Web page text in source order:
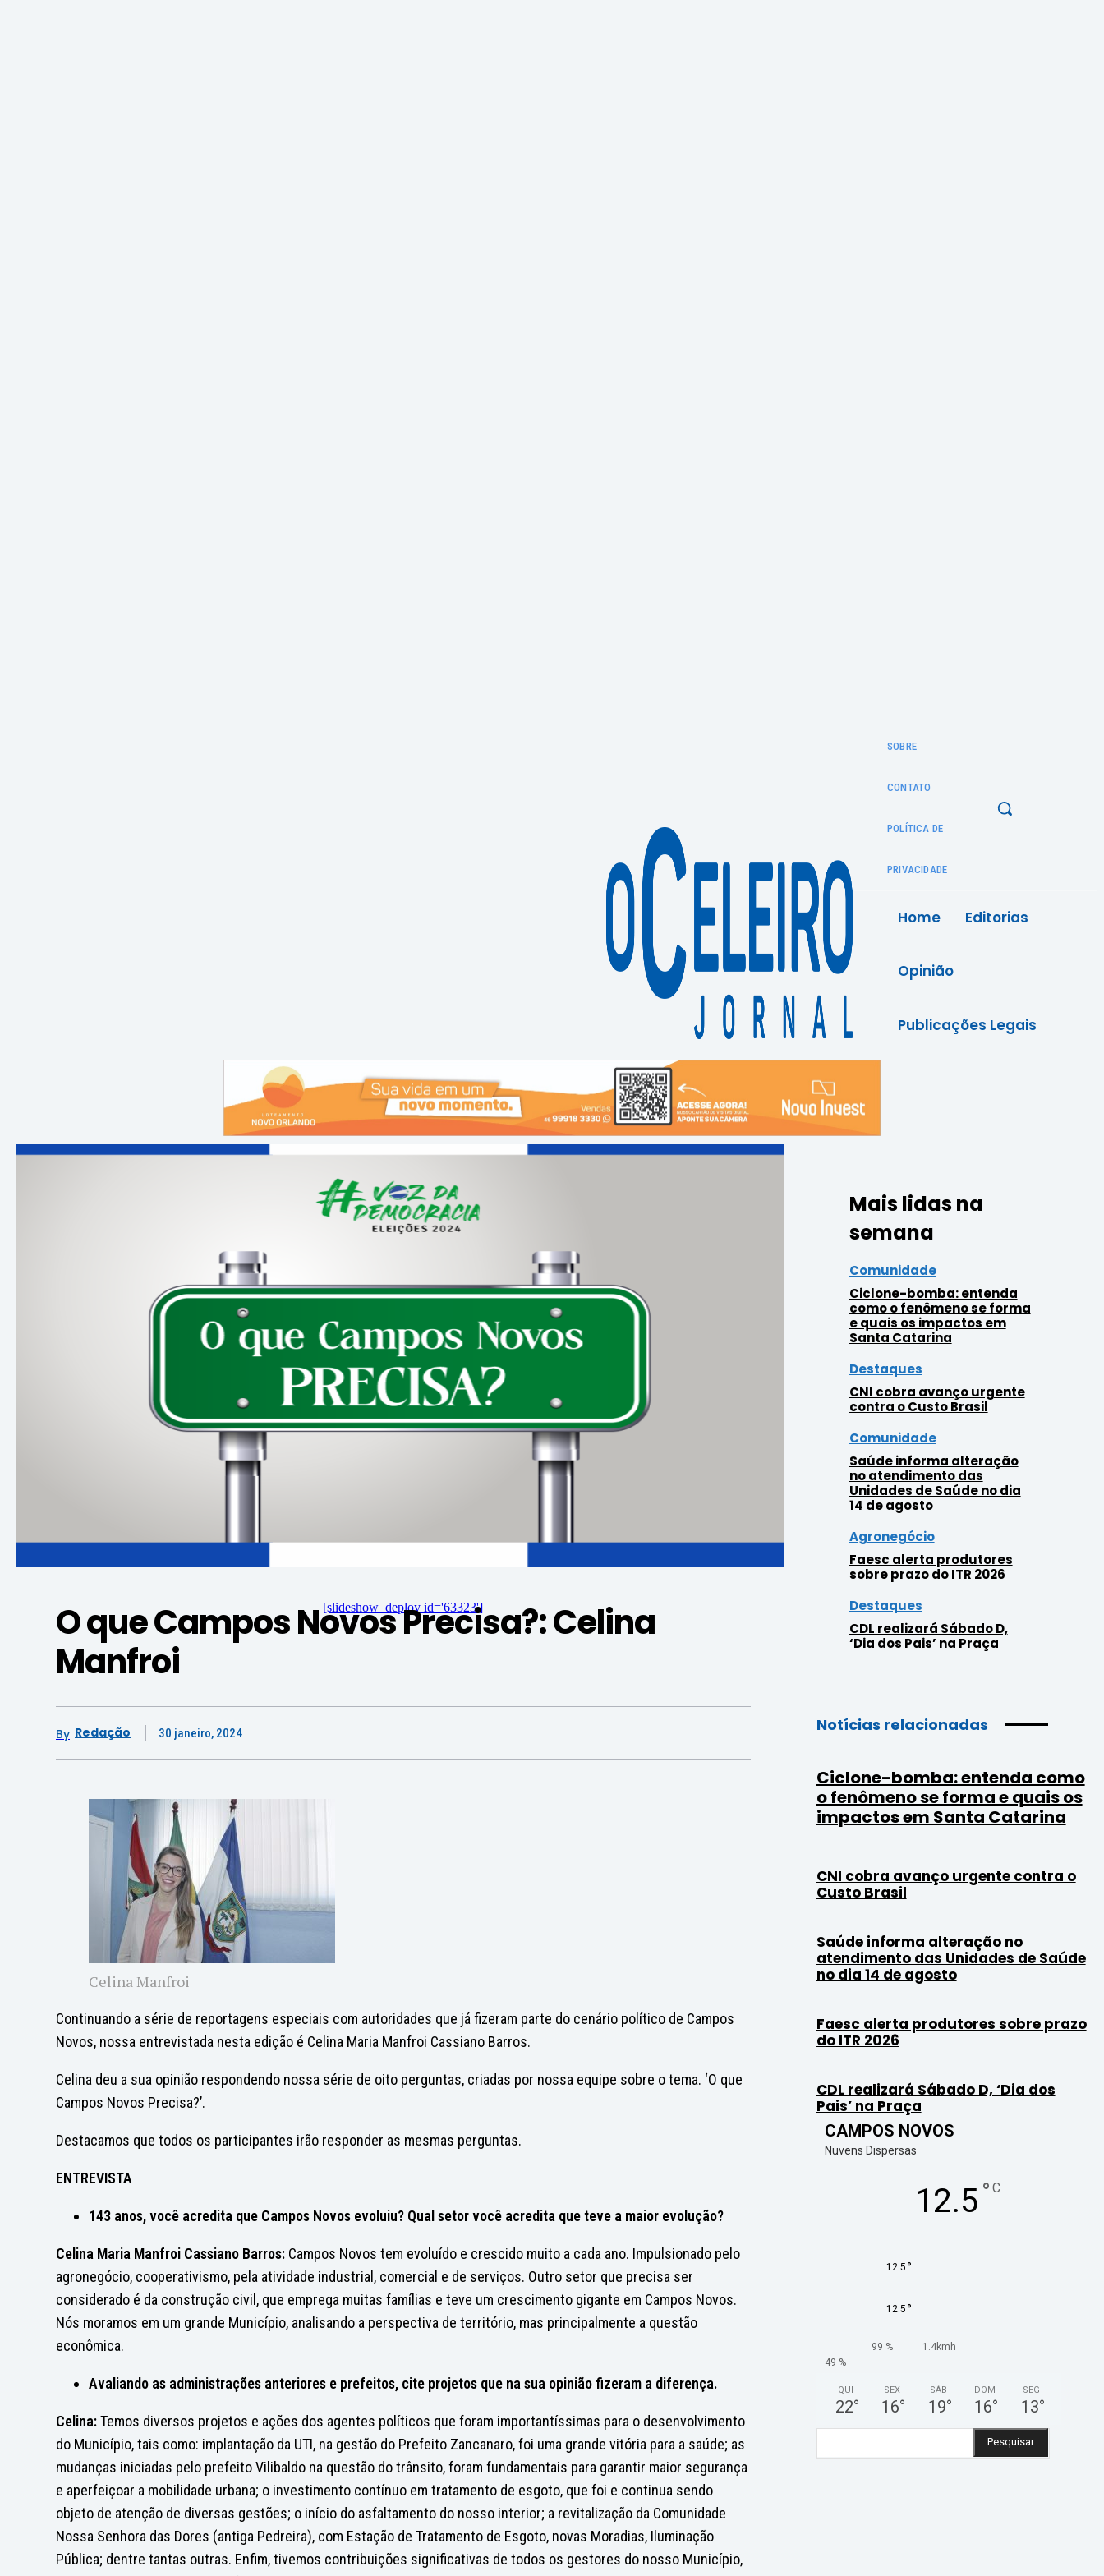
SOBRE
CONTATO
POLÍTICA DE
PRIVACIDADE
Home Editorias
Opinião
Publicações Legais
[slideshow_deploy id='63323']
O que Campos Novos Precisa?: Celina
Manfroi
By Redação 30 janeiro, 2024
Celina Manfroi
Continuando a série de reportagens especiais com autoridades que já fizeram parte do cenário político de Campos
Novos, nossa entrevistada nesta edição é Celina Maria Manfroi Cassiano Barros.
Celina deu a sua opinião respondendo nossa série de oito perguntas, criadas por nossa equipe sobre o tema. ‘O que
Campos Novos Precisa?’.
Destacamos que todos os participantes irão responder as mesmas perguntas.
ENTREVISTA
143 anos, você acredita que Campos Novos evoluiu? Qual setor você acredita que teve a maior evolução?
Celina Maria Manfroi Cassiano Barros: Campos Novos tem evoluído e crescido muito a cada ano. Impulsionado pelo
agronegócio, cooperativismo, pela atividade industrial, comercial e de serviços. Outro setor que precisa ser
considerado é da construção civil, que emprega muitas famílias e teve um crescimento gigante em Campos Novos.
Nós moramos em um grande Município, analisando a perspectiva de território, mas principalmente a questão
econômica.
Avaliando as administrações anteriores e prefeitos, cite projetos que na sua opinião fizeram a diferença.
Celina:Temos diversos projetos e ações dos agentes políticos que foram importantíssimas para o desenvolvimento
do Município, tais como: implantação da UTI, na gestão do Prefeito Zancanaro, foi uma grande vitória para a saúde; as
mudanças iniciadas pelo prefeito Vilibaldo na questão do trânsito, foram fundamentais para garantir maior segurança
e aperfeiçoar a mobilidade urbana; o investimento contínuo em tratamento de esgoto, que foi e continua sendo
objeto de atenção de diversas gestões; o início do asfaltamento do nosso interior; a revitalização da Comunidade
Nossa Senhora das Dores (antiga Pedreira), com Estação de Tratamento de Esgoto, novas Moradias, Iluminação
Pública; dentre tantas outras. Enfim, tivemos contribuições significativas de todos os gestores do nosso Município,
Mais lidas na
semana
Comunidade
Ciclone-bomba: entenda
como o fenômeno se forma
e quais os impactos em
Santa Catarina
Destaques
CNI cobra avanço urgente
contra o Custo Brasil
Comunidade
Saúde informa alteração
no atendimento das
Unidades de Saúde no dia
14 de agosto
Agronegócio
Faesc alerta produtores
sobre prazo do ITR 2026
Destaques
CDL realizará Sábado D,
‘Dia dos Pais’ na Praça
Notícias relacionadas
Ciclone-bomba: entenda como
o fenômeno se forma e quais os
impactos em Santa Catarina
CNI cobra avanço urgente contra o
Custo Brasil
Saúde informa alteração no
atendimento das Unidades de Saúde
no dia 14 de agosto
Faesc alerta produtores sobre prazo
do ITR 2026
CDL realizará Sábado D, ‘Dia dos
Pais’ na Praça
CAMPOS NOVOS
Nuvens Dispersas
12.5 ° C
12.5 °
12.5 °
99 %
1.4kmh
49 %
QUI
22°
SEX
16°
SÁB
19°
DOM
16°
SEG
13°
Pesquisar